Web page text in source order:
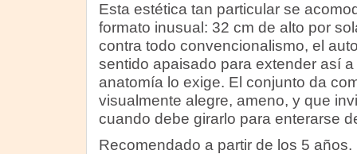
Esta estética tan particular se
formato inusual: 32 cm de alto por
contra todo convencionalismo, el
sentido apaisado para extender así
anatomía lo exige. El conjunto da
visualmente alegre, ameno, y que
cuando debe girarlo para enterarse
Recomendado a partir de los 5 años.